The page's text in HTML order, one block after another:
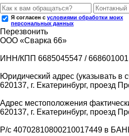
Я согласен с условиями обработки моих
персональных данных
Перезвонить
ООО «Сварка 66»
ИНН/КПП 6685045547 / 668601001
Юридический адрес (указывать в
620137, г. Екатеринбург, проезд
Адрес местоположения
620137, г. Екатеринбург, проезд
Р/с 40702810800210017449 в